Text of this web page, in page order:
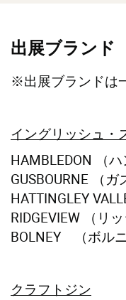
出展ブランド
※出展ブランドは
イングリッシュ・
HAMBLEDON （ハ
GUSBOURNE （ガ
HATTINGLEY
RIDGEVIEW （リッ
BOLNEY （ボルニ
クラフトジン